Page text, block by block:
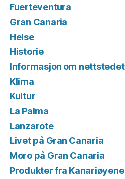
Fuerteventura
Gran Canaria
Helse
Historie
Informasjon om nettstedet
Klima
Kultur
La Palma
Lanzarote
Livet på Gran Canaria
Moro på Gran Canaria
Produkter fra Kanariøyene